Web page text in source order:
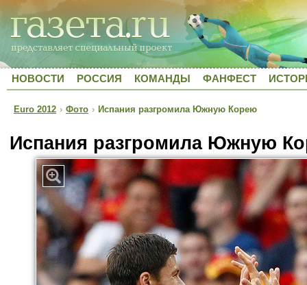
НОВОСТИ РОССИЯ КОМАНДЫ ФАНФЕСТ
Euro 2012 › Фото › Испания разгромила Южную Корею
Испания разгромила Южную